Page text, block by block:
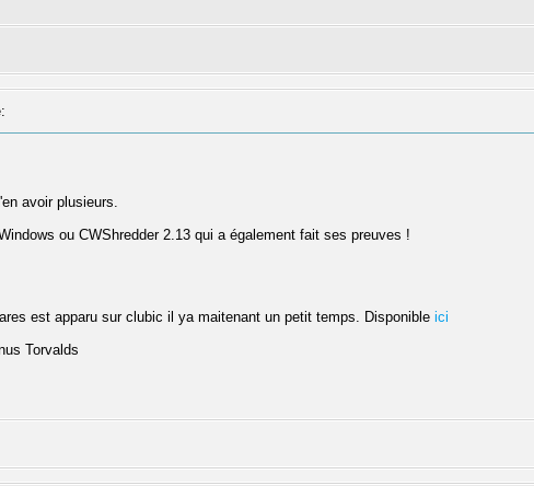
avoir plusieurs.
ou CWShredder 2.13 qui a également fait ses preuves !
est apparu sur clubic il ya maitenant un petit temps. Disponible ici
Torvalds